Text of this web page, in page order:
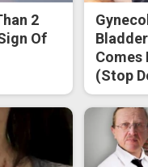
2
Of
Comes
(Stop